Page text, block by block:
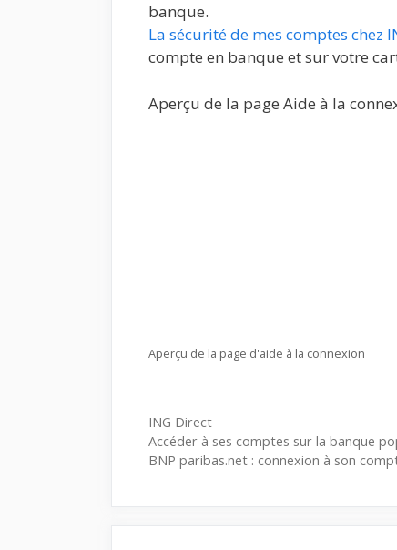
banque.
La sécurité de mes comptes chez
compte en banque et sur votre
Aperçu de la page Aide à la
Aperçu de la page d'aide à la connexion
Catégories
ING Direct
Accéder à ses comptes sur la banque
BNP paribas.net : connexion à son